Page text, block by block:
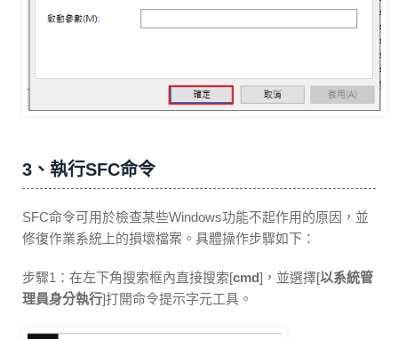
3、執行SFC命令
SFC命令可用於檢查某些Windows功能不起作用的原因，並
修復作業系統上的損壞檔案。具體操作步驟如下：
步驟1：在左下角搜索框內直接搜索[cmd]，並選擇[以系統管
理員身分執行]打開命令提示字元工具。